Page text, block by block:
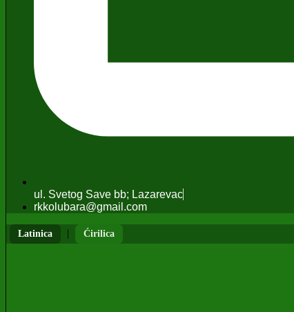
ul. Svetog Save bb; Lazarevac
rkkolubara@gmail.com
Latinica | Ćirilica